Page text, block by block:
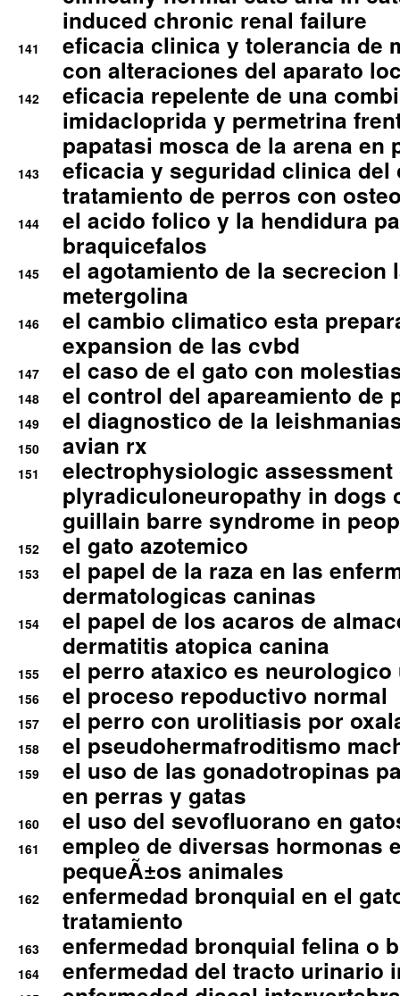
induced chronic renal failure
141
eficacia clinica y tolerancia de
con alteraciones del aparato
142
eficacia repelente de una
imidacloprida y permetrina
papatasi mosca de la arena en
143
eficacia y seguridad clinica del
tratamiento de perros con
144
el acido folico y la hendidura
braquicefalos
145
el agotamiento de la secrecion
metergolina
146
el cambio climatico esta
expansion de las cvbd
147 el caso de el gato con
148 el control del apareamiento de
149 el diagnostico de la
150 avian rx
151
electrophysiologic assessment
plyradiculoneuropathy in dogs
guillain barre syndrome in
152 el gato azotemico
153
el papel de la raza en las
dermatologicas caninas
154
el papel de los acaros de
dermatitis atopica canina
155 el perro ataxico es
156 el proceso repoductivo normal
157 el perro con urolitiasis por
158 el pseudohermafroditismo
159
el uso de las gonadotropinas
en perras y gatas
160 el uso del sevofluorano en
161
empleo de diversas hormonas
pequeÃ±os animales
162
enfermedad bronquial en el
tratamiento
163 enfermedad bronquial felina o
164 enfermedad del tracto urinario